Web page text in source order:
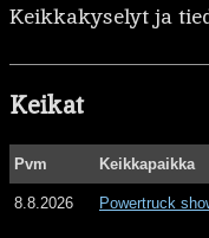
Keikkakyselyt ja
Keikat
Pvm Keikkapaikka
8.8.2026 Powertruck